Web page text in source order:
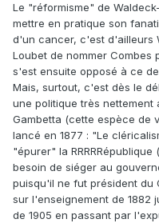
Le "réformisme" de
mettre en pratique son
d'un cancer, c'est d'ailleurs
Loubet de nommer Combes
s'est ensuite opposé à ce
Mais, surtout, c'est dès le
une politique très
Gambetta (cette espèce de
lancé en 1877 : "Le
"épurer" la
besoin de siéger au
puisqu'il ne fut président du
sur l'enseignement de 1882
de 1905 en passant par